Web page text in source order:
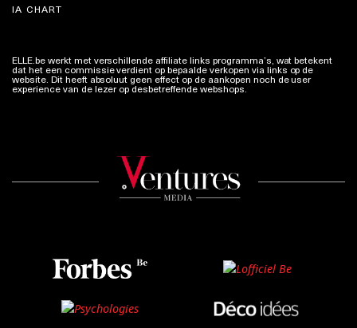
IA CHART
ELLE.be werkt met verschillende affiliate links programma’s, wat betekent
dat het een commissie verdient op bepaalde verkopen via links op de
website. Dit heeft absoluut geen effect op de aankopen noch de user
experience van de lezer op desbetreffende webshops.